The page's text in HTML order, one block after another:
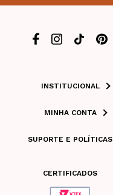
INSTITUCIONAL
MINHA CONTA
SUPORTE E POLÍTICAS
CERTIFICADOS